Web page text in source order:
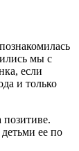
мы с
если
и только
позитиве.
ее по